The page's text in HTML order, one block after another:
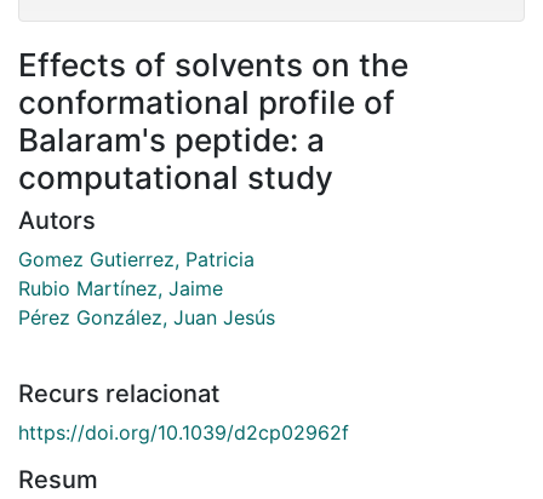
Effects of solvents on the
conformational profile of
Balaram's peptide: a
computational study
Autors
Gomez Gutierrez, Patricia
Rubio Martínez, Jaime
Pérez González, Juan Jesús
Recurs relacionat
https://doi.org/10.1039/d2cp02962f
Resum